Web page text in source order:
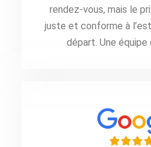
rendez-vous, mais le
juste et conforme à
départ. Une équipe